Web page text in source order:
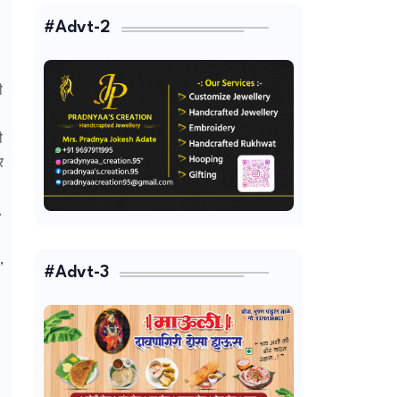
#Advt-2
#Advt-3